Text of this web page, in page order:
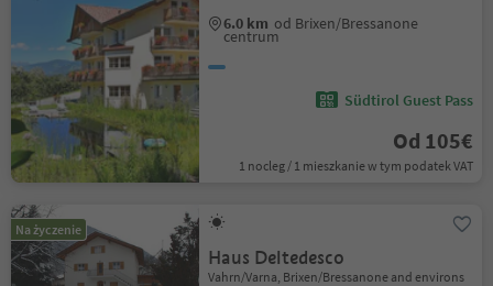
6.0 km od Brixen/Bressanone
centrum
Südtirol Guest Pass
Od 105€
1 nocleg / 1 mieszkanie w tym podatek VAT
Na życzenie
Haus Deltedesco
Vahrn/Varna, Brixen/Bressanone and environs